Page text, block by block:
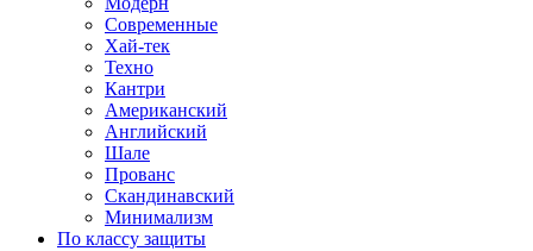
Современные
Хай-тек
Техно
Кантри
Американский
Английский
Шале
Прованс
Скандинавский
Минимализм
По классу защиты